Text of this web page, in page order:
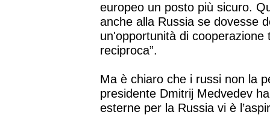
europeo un posto più sicuro.
anche alla Russia se dovesse
un'opportunità di
reciproca”.
Ma è chiaro che i russi non la
presidente Dmitrij Medvedev
esterne per la Russia vi è